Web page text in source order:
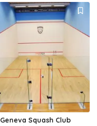
Geneva Squash Club